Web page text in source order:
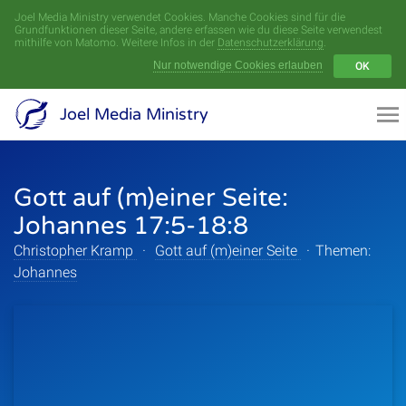
Joel Media Ministry verwendet Cookies. Manche Cookies sind für die
Grundfunktionen dieser Seite, andere erfassen wie du diese Seite verwendest
mithilfe von Matomo. Weitere Infos in der Datenschutzerklärung.
Nur notwendige Cookies erlauben
OK
Joel Media Ministry
Gott auf (m)einer Seite:
Johannes 17:5-18:8
Christopher Kramp · Gott auf (m)einer Seite · Themen:
Johannes
Menü
Videoarchiv
Serien